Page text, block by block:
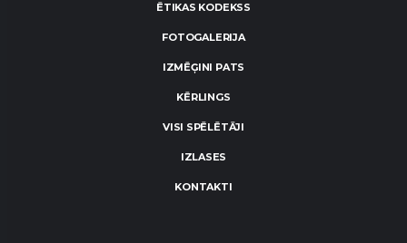
ĒTIKAS KODEKSS
FOTOGALERIJA
IZMĒĢINI PATS
KĒRLINGS
VISI SPĒLĒTĀJI
IZLASES
KONTAKTI